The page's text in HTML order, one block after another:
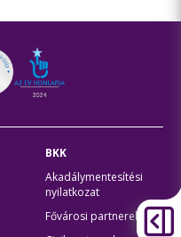
BKK
Akadálymentesítési
nyilatkozat
Fővárosi partnerek